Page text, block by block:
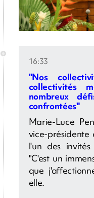
16:33
"Nos
collectivités
nombreux
confrontées"
Marie-Luce
vice-présidente
l'un des
"C'est un
que
elle.